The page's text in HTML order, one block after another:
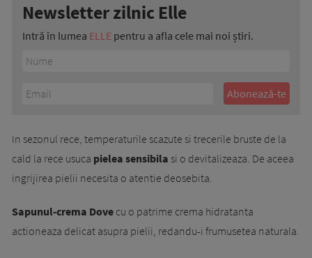
Newsletter zilnic Elle
Intră în lumea ELLE pentru a afla cele mai noi știri.
In sezonul rece, temperaturile scazute si trecerile bruste de la
cald la rece usuca pielea sensibila si o devitalizeaza. De aceea
ingrijirea pielii necesita o atentie deosebita.
Sapunul-crema Dove cu o patrime crema hidratanta
actioneaza delicat asupra pielii, redandu-i frumusetea naturala.